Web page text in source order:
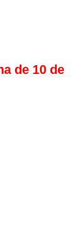
de 10 de